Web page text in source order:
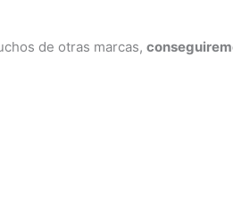
de otras marcas,